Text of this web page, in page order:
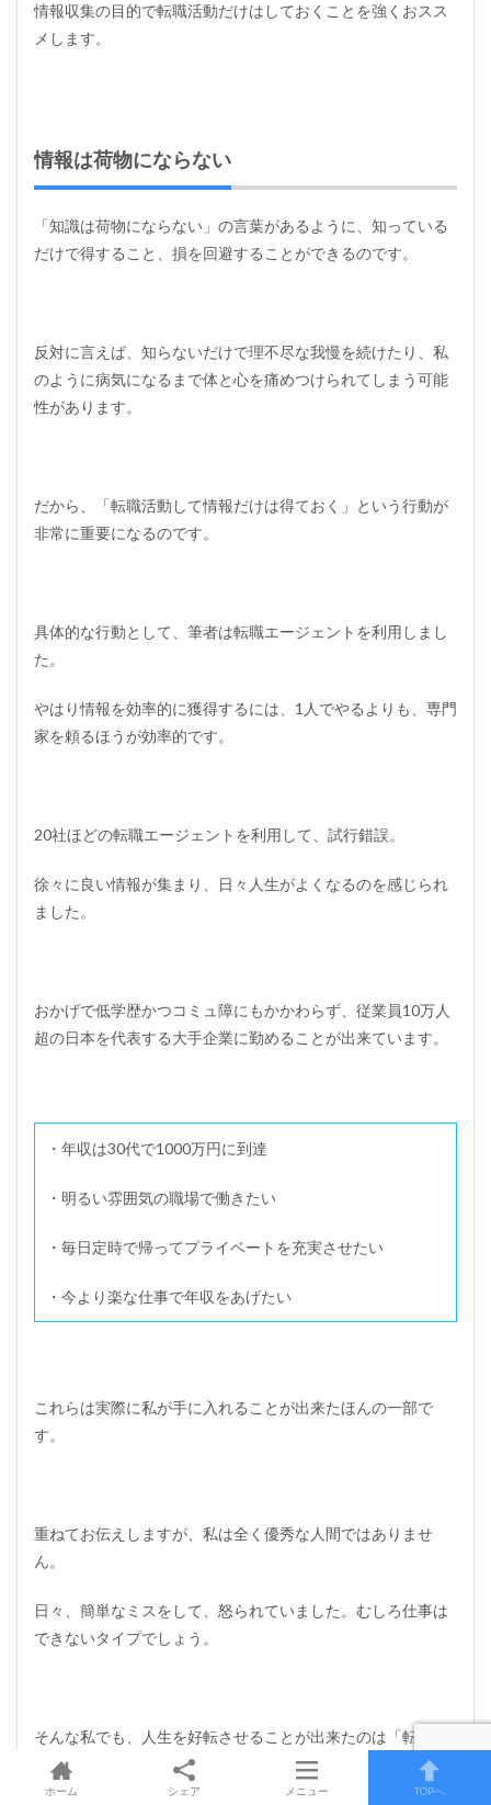
情報収集の目的で転職活動だけはしておくことを強くおスス
メします。
情報は荷物にならない
「知識は荷物にならない」の言葉があるように、知っている
だけで得すること、損を回避することができるのです。
反対に言えば、知らないだけで理不尽な我慢を続けたり、私
のように病気になるまで体と心を痛めつけられてしまう可能
性があります。
だから、「転職活動して情報だけは得ておく」という行動が
非常に重要になるのです。
具体的な行動として、筆者は転職エージェントを利用しまし
た。
やはり情報を効率的に獲得するには、1人でやるよりも、専門
家を頼るほうが効率的です。
20社ほどの転職エージェントを利用して、試行錯誤。
徐々に良い情報が集まり、日々人生がよくなるのを感じられ
ました。
おかげで低学歴かつコミュ障にもかかわらず、従業員10万人
超の日本を代表する大手企業に勤めることが出来ています。
・年収は30代で1000万円に到達
・明るい雰囲気の職場で働きたい
・毎日定時で帰ってプライベートを充実させたい
・今より楽な仕事で年収をあげたい
これらは実際に私が手に入れることが出来たほんの一部で
す。
重ねてお伝えしますが、私は全く優秀な人間ではありませ
ん。
日々、簡単なミスをして、怒られていました。むしろ仕事は
できないタイプでしょう。
そんな私でも、人生を好転させることが出来たのは「転職エ
ージェントを上手に利用して、情報を持っていたから」に尽
きます。
ホーム シェア メニュー TOPへ